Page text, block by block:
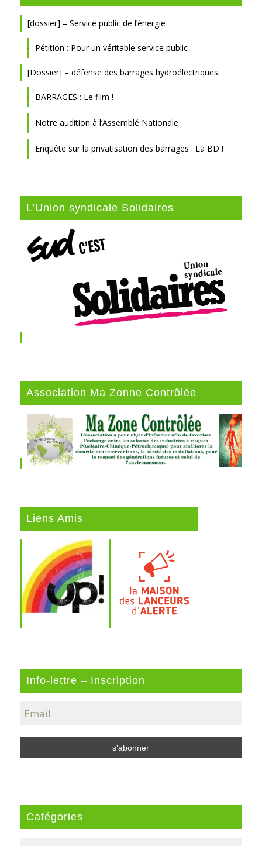
[dossier] – Service public de l’énergie
Pétition : Pour un véritable service public
[Dossier] – défense des barrages hydroélectriques
BARRAGES : Le film !
Notre audition à l’Assemblé Nationale
Enquête sur la privatisation des barrages : La BD !
L’Union syndicale Solidaires
Association Ma Zonne Contrôlée
Liens Amis
Info-lettre – Inscription
Catégories